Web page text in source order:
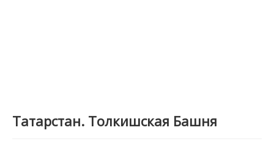
Татарстан. Толкишская Башня